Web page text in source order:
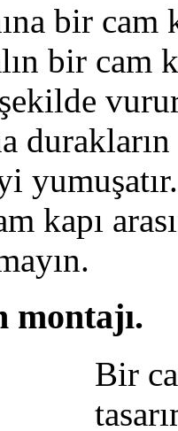
bir cam
bir cam
kapı
montajı.
Bir